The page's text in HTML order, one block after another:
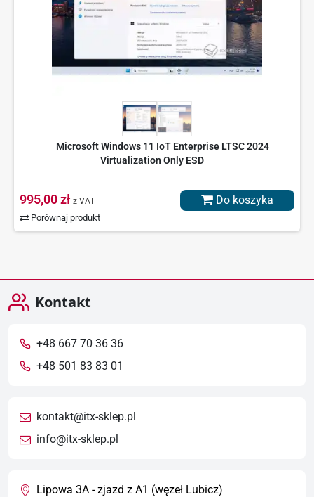
Microsoft Windows 11 IoT Enterprise LTSC 2024
Virtualization Only ESD
995,00 zł z VAT
Porównaj produkt
Do koszyka
Kontakt
+48 667 70 36 36
+48 501 83 83 01
kontakt@itx-sklep.pl
info@itx-sklep.pl
Lipowa 3A - zjazd z A1 (węzeł Lubicz)